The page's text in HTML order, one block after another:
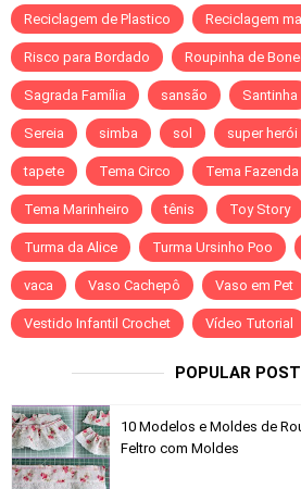
Reciclagem de Plastico Reciclagem
Risco para Bordado Roupinha de
Sagrada Família sansão Santinha
Sereia simba sol super herói
tapete Tema Circo Tema Fazenda
Tema Marinheiro tênis Toy Story
Turma da Alice Turma Ursinho Poo
vaca Vaso Cachepô Vaso em Pet
Vestido Infantil Crochet Vídeo Tutorial
POPULAR
10 Modelos e Moldes de
Feltro com Moldes